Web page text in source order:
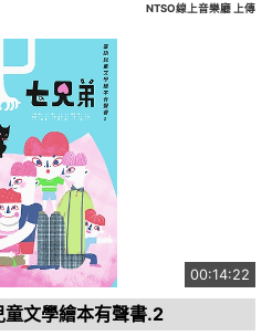
NTSO線上音樂廳 上傳
00:14:22
童文學繪本有聲書.2